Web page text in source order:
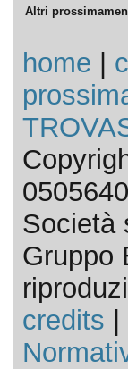
Altri
home
Società
Gruppo
credits